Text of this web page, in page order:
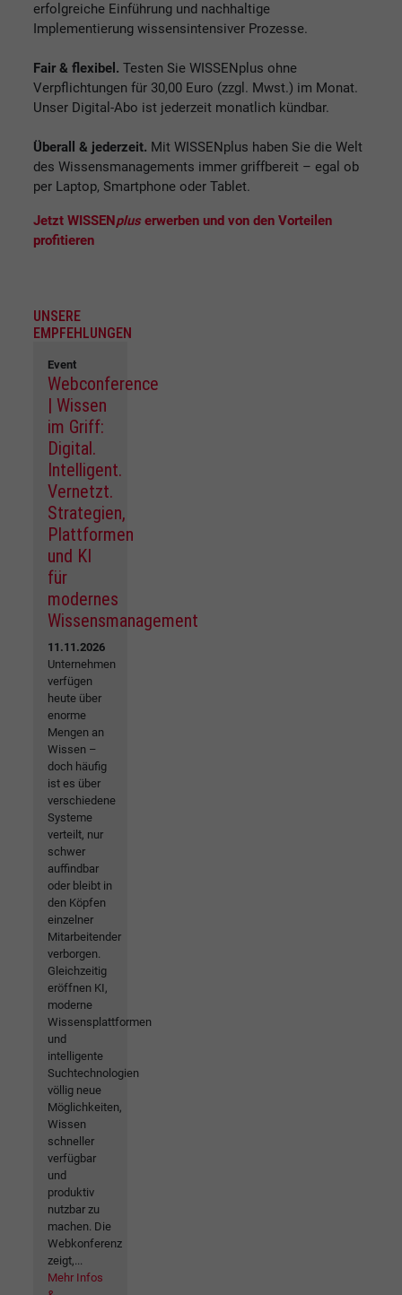
erfolgreiche Einführung und nachhaltige
Implementierung wissensintensiver Prozesse.
Fair & flexibel. Testen Sie WISSENplus ohne
Verpflichtungen für 30,00 Euro (zzgl. Mwst.) im Monat.
Unser Digital-Abo ist jederzeit monatlich kündbar.
Überall & jederzeit. Mit WISSENplus haben Sie die Welt
des Wissensmanagements immer griffbereit – egal ob
per Laptop, Smartphone oder Tablet.
Jetzt WISSEN plus erwerben und von den Vorteilen
profitieren
UNSERE
EMPFEHLUNGEN
Event
Webconference
| Wissen
im Griff:
Digital.
Intelligent.
Vernetzt.
Strategien,
Plattformen
und KI
für
modernes
Wissensmanagement
11.11.2026
Unternehmen
verfügen
heute über
enorme
Mengen an
Wissen –
doch häufig
ist es über
verschiedene
Systeme
verteilt, nur
schwer
auffindbar
oder bleibt in
den Köpfen
einzelner
Mitarbeitender
verborgen.
Gleichzeitig
eröffnen KI,
moderne
Wissensplattformen
und
intelligente
Suchtechnologien
völlig neue
Möglichkeiten,
Wissen
schneller
verfügbar
und
produktiv
nutzbar zu
machen. Die
Webkonferenz
zeigt,...
Mehr Infos